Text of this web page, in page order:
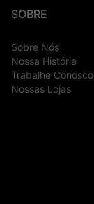
SOBRE
Sobre Nós
Nossa História
Trabalhe Conosco
Nossas Lojas